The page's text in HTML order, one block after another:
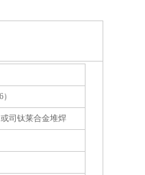
司钛莱合金堆焊